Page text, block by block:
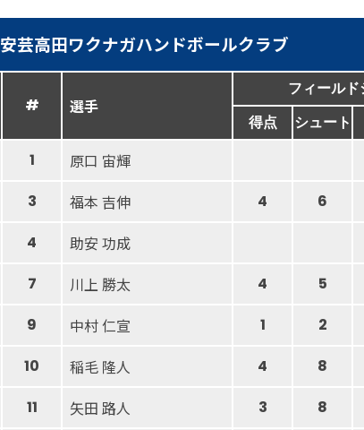
安芸高田ワクナガハンドボールクラブ
# 選手
フィールド
得点
シュート
1 原口 宙輝
3 福本 吉伸 4
6
4 助安 功成
7 川上 勝太 4
5
9 中村 仁宣 1
2
10 稲毛 隆人 4 8
11 矢田 路人 3
8